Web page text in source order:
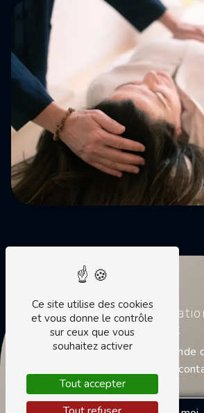
Demande
contact
Pour toute question ou demande
n'hésitez pas à me
Ce site utilise des cookies
et vous donne le contrôle
sur ceux que vous
souhaitez activer
Tout accepter